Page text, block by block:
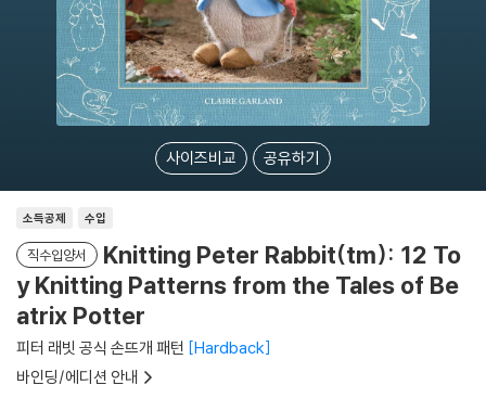
사이즈비교 공유하기
소득공제 수입
직수입양서
Knitting Peter Rabbit(tm): 12 To
y Knitting Patterns from the Tales of Be
atrix Potter
피터 래빗 공식 손뜨개 패턴 Hardback
바인딩/에디션 안내